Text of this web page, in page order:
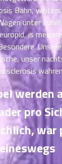
Bahn,
unter
is
unser
sclerosis
werden
pro
war